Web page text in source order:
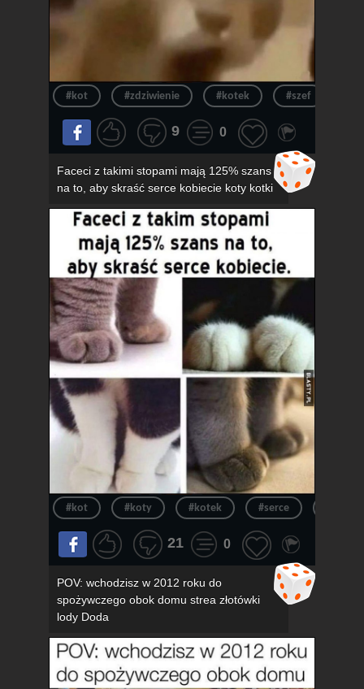
#kot #zdziwienie #kotek #szef
9 0
Faceci z takimi stopami mają 125% szans
na to, aby skraść serce kobiecie koty kotki
#kot #koty #kotek #serce
21 0
POV: wchodzisz w 2012 roku do
spożywczego obok domu strea złotówki
lody Doda